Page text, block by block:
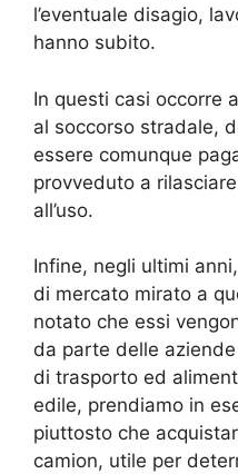
l’eventuale disagio,
hanno subito.
In questi casi occorre
al soccorso stradale,
essere comunque
provveduto a
all’uso.
Infine, negli ultimi
di mercato mirato a
notato che essi
da parte delle
di trasporto ed
edile, prendiamo in
piuttosto che
camion, utile per